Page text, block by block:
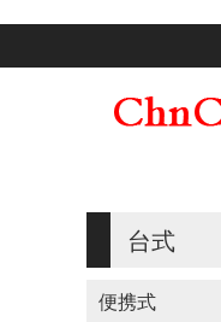
台式
便携式